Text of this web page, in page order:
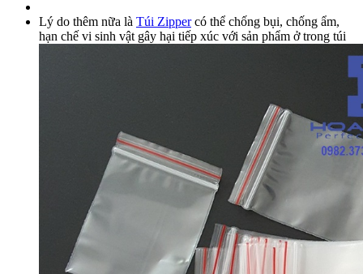
Lý do thêm nữa là Túi Zippercó thể chống bụi, chống ẩm,
hạn chế vi sinh vật gây hại tiếp xúc với sản phẩm ở trong túi